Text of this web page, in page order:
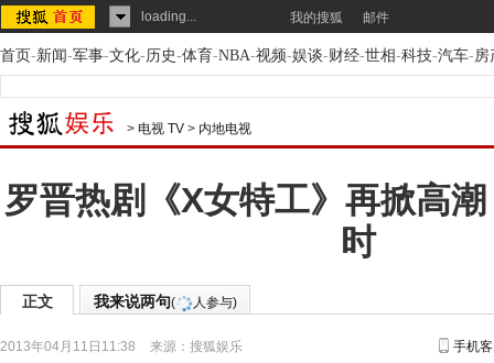
loading... 我的搜狐 邮件
首页-新闻-军事-文化-历史-体育-NBA-视频-娱谈-财经-世相-科技-汽车-房
> 电视 TV > 内地电视
罗晋热剧《X女特工》再掀高
时
正文 我来说两句( 人参与)
2013年04月11日11:38 来源： 搜狐娱乐 手机